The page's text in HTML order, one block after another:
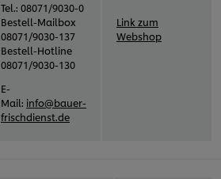
Tel.: 08071/9030-0
Bestell-Mailbox
08071/9030-137
Bestell-Hotline
08071/9030-130
E-
Mail: info@bauer-
frischdienst.de
Link zum
Webshop